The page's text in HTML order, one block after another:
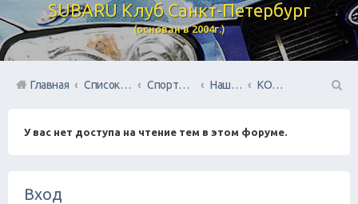
SUBARU Клуб Санкт-Петербург
(основан в 2004г.)
Главная Список форумов Спортивный раздел Наша команда SUBARU TEAM SPB
КОЛЬЦО
У вас нет доступа на чтение тем в этом форуме.
Вход